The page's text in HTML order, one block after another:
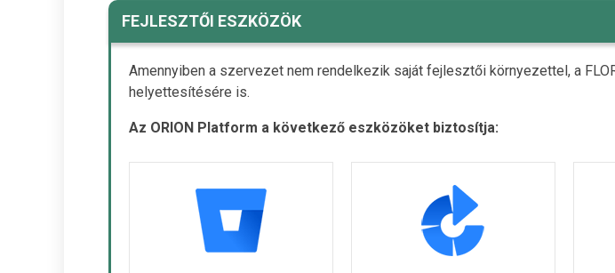
FEJLESZTŐI ESZKÖZÖK
Amennyiben a szervezet nem rendelkezik saját fejlesztői környezettel, a
helyettesítésére is.
Az ORION Platform a következő eszközöket biztosítja: